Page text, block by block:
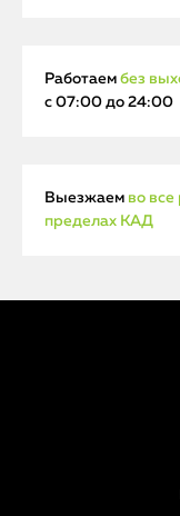
Работаем без
с 07:00 до 24:00
Выезжаем во все
пределах КАД